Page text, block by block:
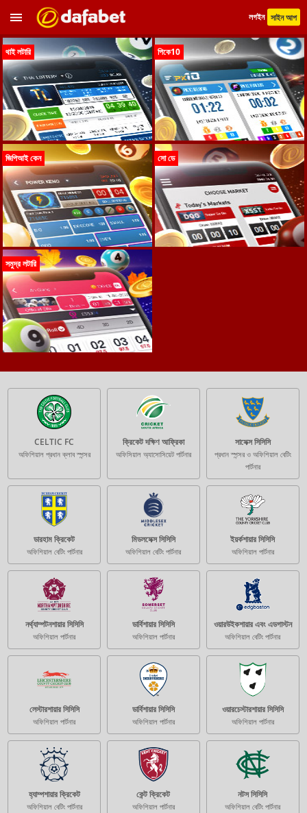
লগইন সাইন আপ
থাই লটারি পিকে10
জিপিআই কেন সো ডে
সমুদ্র লটারি
CELTIC FC
অফিশিয়াল প্রধান ক্লাব স্পন্সর
ক্রিকেট দক্ষিণ আফ্রিকা
অফিসিয়াল অ্যাসোসিয়েট পার্টনার
সাসেক্স সিসিসি
প্রধান স্পন্সর ও অফিশিয়াল বেটিং
পার্টনার
ডারহাম ক্রিকেট
অফিশিয়াল বেটিং পার্টনার
মিডলসেক্স সিসিসি
অফিশিয়াল বেটিং পার্টনার
ইয়র্কশায়ার সিসিসি
অফিশিয়াল পার্টনার
নর্থ্যাম্পটনশায়ার সিসিসি
অফিশিয়াল পার্টনার
ডার্বিশায়ার সিসিসি
অফিশিয়াল পার্টনার
ওয়ারউইকশায়ার এবং এডগাস্টন
অফিশিয়াল বেটিং পার্টনার
লেস্টারশায়ার সিসিসি
অফিশিয়াল পার্টনার
ডার্বিশায়ার সিসিসি
অফিশিয়াল পার্টনার
ওয়ারচেস্টারশায়ার সিসিসি
অফিশিয়াল পার্টনার
হ্যাম্পশায়ার ক্রিকেট
অফিশিয়াল বেটিং পার্টনার
কেন্ট ক্রিকেট
অফিশিয়াল পার্টনার
নটস সিসিসি
অফিশিয়াল বেটিং পার্টনার